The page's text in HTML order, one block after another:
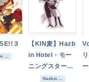
３
...
【KIN麦】Hazb
in Hotel・モー
ニングスター一
家／アクリルキ
Hazbin ...
ー